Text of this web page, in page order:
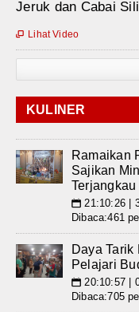
Jeruk dan Cabai
 Lihat Video
KULINER
Ramaikan
Sajikan
Terjangkau
📅 21:10:26 |
Dibaca:461
Daya
Pelajari
📅 20:10:57 |
Dibaca:705